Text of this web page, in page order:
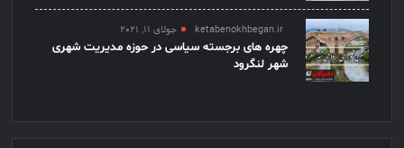
ketabenokhbegan.ir جولای 11, 2021
چهره های برجسته سیاسی در حوزه مدیریت شهری
شهر لنگرود